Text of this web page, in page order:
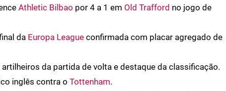
Athletic Bilbao por 4 a 1 em Old Trafford no jogo de
da Europa League confirmada com placar agregado de
da partida de volta e destaque da classificação.
inglês contra o Tottenham.